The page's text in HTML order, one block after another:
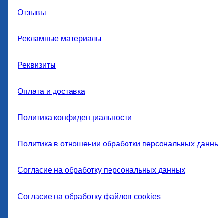
Отзывы
Рекламные материалы
Реквизиты
Оплата и доставка
Политика конфиденциальности
Политика в отношении обработки персональных
Согласие на обработку персональных данных
Согласие на обработку файлов cookies